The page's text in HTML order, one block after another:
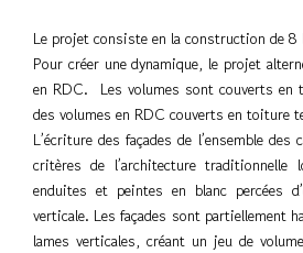
Le projet consiste en la construction de
Pour créer une dynamique, le projet
en RDC. Les volumes sont couverts en
des volumes en RDC couverts en toiture
L’écriture des façades de l’ensemble
critères de l’architecture traditionnelle
enduites et peintes en blanc percées
verticale. Les façades sont partiellement
lames verticales, créant un jeu de